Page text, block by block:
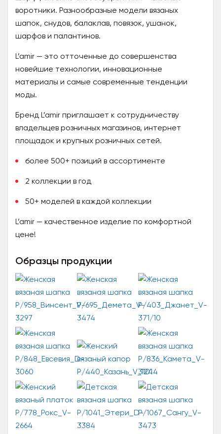
воротники. Разнообразные модели вязаных
шапок, снудов, балаклав, повязок, ушанок,
шарфов и палантинов.
L’amir — это отточенные до совершенства
новейшие технологии, инновационные
материалы и самые современные тенденции
моды.
Бренд L’amir приглашает к сотрудничеству
владельцев розничных магазинов, интернет
площадок и крупных розничных сетей.
более 500+ позиций в ассортименте
2 коллекции в год
50+ моделей в каждой коллекции
L’amir — качественное изделие по комфортной
цене!
Образцы продукции